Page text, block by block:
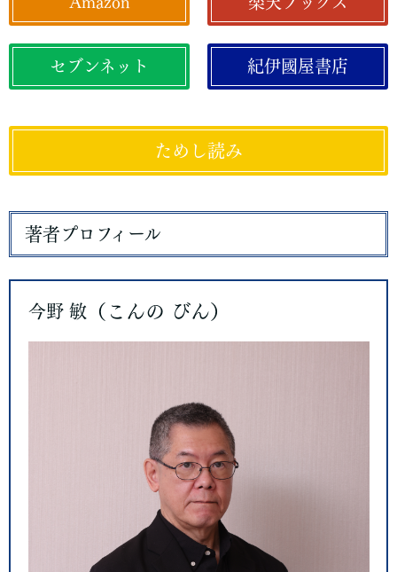
セブンネット 紀伊國屋書店
ためし読み
著者プロフィール
今野 敏 （こんの びん）